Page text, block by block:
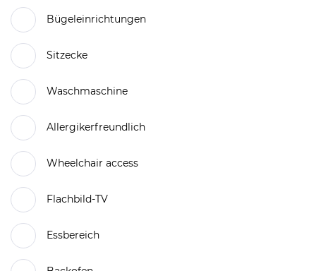
Bügeleinrichtungen
Sitzecke
Waschmaschine
Allergikerfreundlich
Wheelchair access
Flachbild-TV
Essbereich